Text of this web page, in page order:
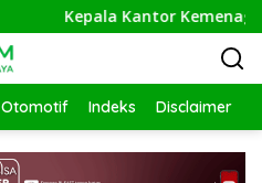
Kepala Kantor Kemenag
Otomotif Indeks Disclaimer